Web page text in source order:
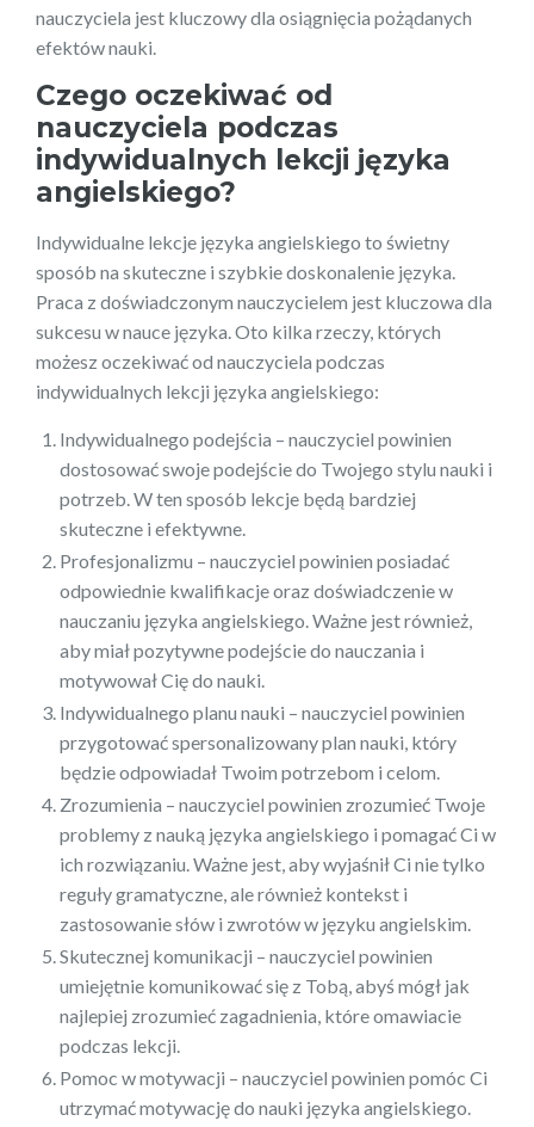
nauczyciela jest kluczowy dla osiągnięcia pożądanych
efektów nauki.
Czego oczekiwać od
nauczyciela podczas
indywidualnych lekcji języka
angielskiego?
Indywidualne lekcje języka angielskiego to świetny
sposób na skuteczne i szybkie doskonalenie języka.
Praca z doświadczonym nauczycielem jest kluczowa dla
sukcesu w nauce języka. Oto kilka rzeczy, których
możesz oczekiwać od nauczyciela podczas
indywidualnych lekcji języka angielskiego:
Indywidualnego podejścia – nauczyciel powinien
dostosować swoje podejście do Twojego stylu nauki i
potrzeb. W ten sposób lekcje będą bardziej
skuteczne i efektywne.
Profesjonalizmu – nauczyciel powinien posiadać
odpowiednie kwalifikacje oraz doświadczenie w
nauczaniu języka angielskiego. Ważne jest również,
aby miał pozytywne podejście do nauczania i
motywował Cię do nauki.
Indywidualnego planu nauki – nauczyciel powinien
przygotować spersonalizowany plan nauki, który
będzie odpowiadał Twoim potrzebom i celom.
Zrozumienia – nauczyciel powinien zrozumieć Twoje
problemy z nauką języka angielskiego i pomagać Ci w
ich rozwiązaniu. Ważne jest, aby wyjaśnił Ci nie tylko
reguły gramatyczne, ale również kontekst i
zastosowanie słów i zwrotów w języku angielskim.
Skutecznej komunikacji – nauczyciel powinien
umiejętnie komunikować się z Tobą, abyś mógł jak
najlepiej zrozumieć zagadnienia, które omawiacie
podczas lekcji.
Pomoc w motywacji – nauczyciel powinien pomóc Ci
utrzymać motywację do nauki języka angielskiego.